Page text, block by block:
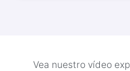
Vea nuestro vídeo